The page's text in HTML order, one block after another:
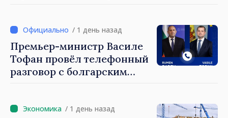
блокирует» / 1 день назад
Премьер-министр Василе
Тофан провёл телефонный
разговор с болгарским
/ 1 день назад